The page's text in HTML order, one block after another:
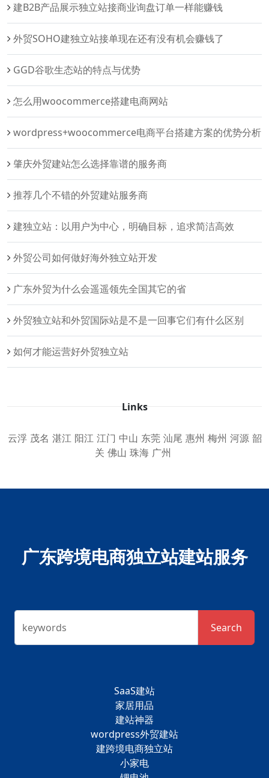
建B2B产品展示独立站接商业询盘订单一样能赚钱
外贸SOHO建独立站接单现在还有没有机会赚钱了
GGD谷歌生态站的特点与优势
怎么用woocommerce搭建电商网站
wordpress+woocommerce电商平台搭建方案的优势分析
肇庆外贸建站怎么选择靠谱的服务商
推荐几个不错的外贸建站服务商
建独立站：以用户为中心，明确目标，追求简洁高效
外贸公司如何做好海外独立站开发
广东外贸为什么会遥遥领先全国其它的省
外贸独立站和外贸国际站是不是一回事它们有什么区别
如何才能运营好外贸独立站
Links
云浮 茂名 湛江 阳江 江门 中山 东莞 汕尾 惠州 梅州 河源 韶
关 佛山 珠海 广州
广东跨境电商独立站建站服务
keywords Search
SaaS建站
家居用品
建站神器
wordpress外贸建站
建跨境电商独立站
小家电